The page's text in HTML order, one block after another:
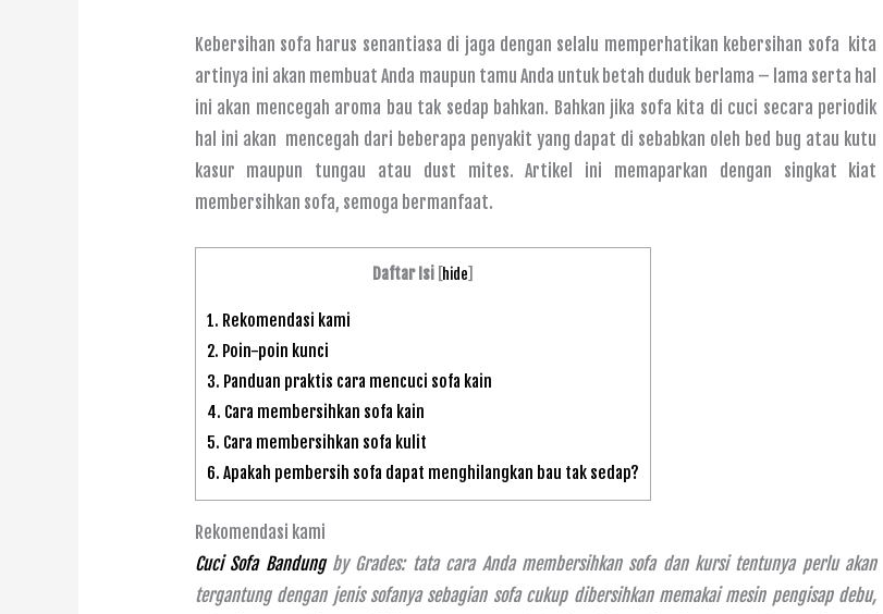
Kebersihan sofa harus senantiasa di jaga dengan selalu memperhatikan kebersihan sofa kita
artinya ini akan membuat Anda maupun tamu Anda untuk betah duduk berlama – lama serta hal
ini akan mencegah aroma bau tak sedap bahkan. Bahkan jika sofa kita di cuci secara periodik
hal ini akan mencegah dari beberapa penyakit yang dapat di sebabkan oleh bed bug atau kutu
kasur maupun tungau atau dust mites. Artikel ini memaparkan dengan singkat kiat
membersihkan sofa, semoga bermanfaat.
Daftar Isi [hide]
1. Rekomendasi kami
2. Poin-poin kunci
3. Panduan praktis cara mencuci sofa kain
4. Cara membersihkan sofa kain
5. Cara membersihkan sofa kulit
6. Apakah pembersih sofa dapat menghilangkan bau tak sedap?
Rekomendasi kami
Cuci Sofa Bandung by Grades: tata cara Anda membersihkan sofa dan kursi tentunya perlu akan
tergantung dengan jenis sofanya sebagian sofa cukup dibersihkan memakai mesin pengisap debu,